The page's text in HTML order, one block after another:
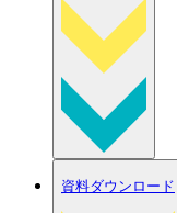
資料ダウンロード